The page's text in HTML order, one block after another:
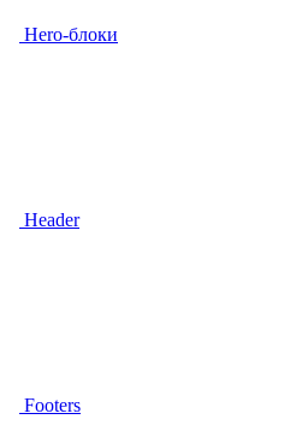
Hero-блоки
Header
Footers